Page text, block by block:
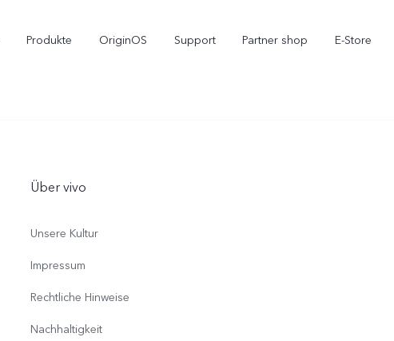
Produkte OriginOS Support Partner shop E-Store
X300 Pro
Über vivo
Unsere Kultur
Impressum
Rechtliche Hinweise
Nachhaltigkeit